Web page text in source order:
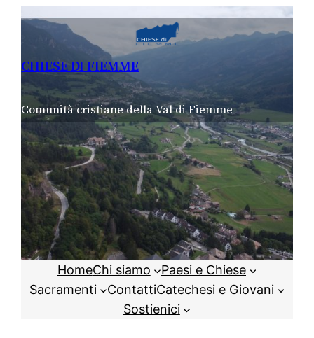
CHIESE DI FIEMME
Comunità cristiane della Val di Fiemme
HomeChi siamo
Paesi e Chiese
Sacramenti
ContattiCatechesi e Giovani
Sostienici